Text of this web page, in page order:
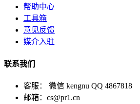
帮助中心
工具箱
意见反馈
媒介入驻
联系我们
客服： 微信 kengnu QQ 4867818
邮箱：cs@pr1.cn